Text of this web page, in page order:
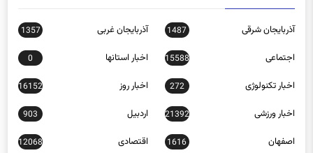
آذربایجان شرقی 1487 آذربایجان غربی 1357
اجتماعی 15588 اخبار استانها 0
اخبار تکنولوژی 272 اخبار روز 16152
اخبار ورزشی 21392 اردبیل 903
اصفهان 1616 اقتصادی 12068